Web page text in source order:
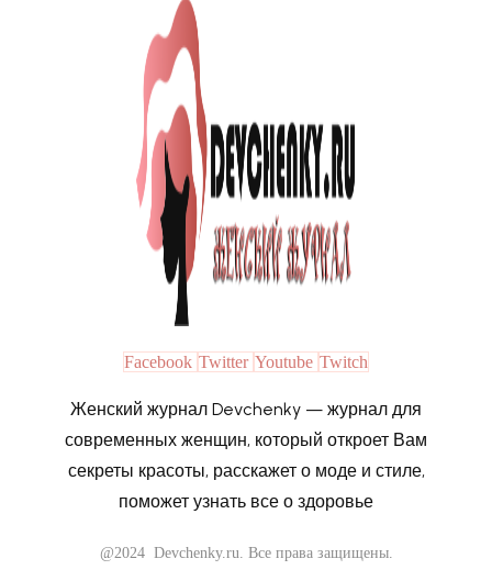
Facebook Twitter Youtube Twitch
Женский журнал Devchenky — журнал для
современных женщин, который откроет Вам
секреты красоты, расскажет о моде и стиле,
поможет узнать все о здоровье
@2024 Devchenky.ru. Все права защищены.